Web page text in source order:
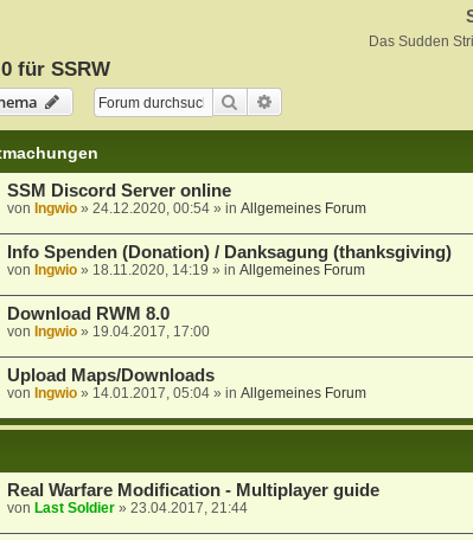
Das Sudden
für SSRW
Suche
SSM Discord Server online
von Ingwio» 24.12.2020, 00:54» in Allgemeines Forum
Info Spenden (Donation) / Danksagung (thanksgiving)
von Ingwio» 18.11.2020, 14:19 » in Allgemeines Forum
Download RWM 8.0
von Ingwio» 19.04.2017, 17:00
Upload Maps/Downloads
von Ingwio» 14.01.2017, 05:04» in Allgemeines Forum
Real Warfare Modification - Multiplayer guide
von Last Soldier» 23.04.2017, 21:44